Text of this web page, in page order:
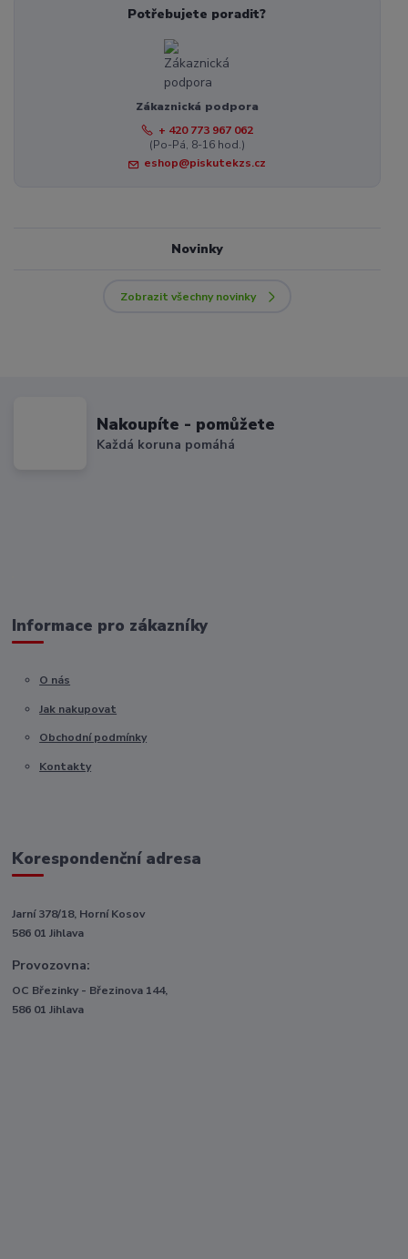
Potřebujete poradit?
Zákaznická podpora
+ 420 773 967 062
(Po-Pá, 8-16 hod.)
eshop@piskutekzs.cz
Novinky
Zobrazit všechny novinky
Nakoupíte - pomůžete
Každá koruna pomáhá
Informace pro zákazníky
O nás
Jak nakupovat
Obchodní podmínky
Kontakty
Korespondenční adresa
Jarní 378/18, Horní Kosov
586 01 Jihlava
Provozovna:
OC Březinky - Březinova 144,
586 01 Jihlava